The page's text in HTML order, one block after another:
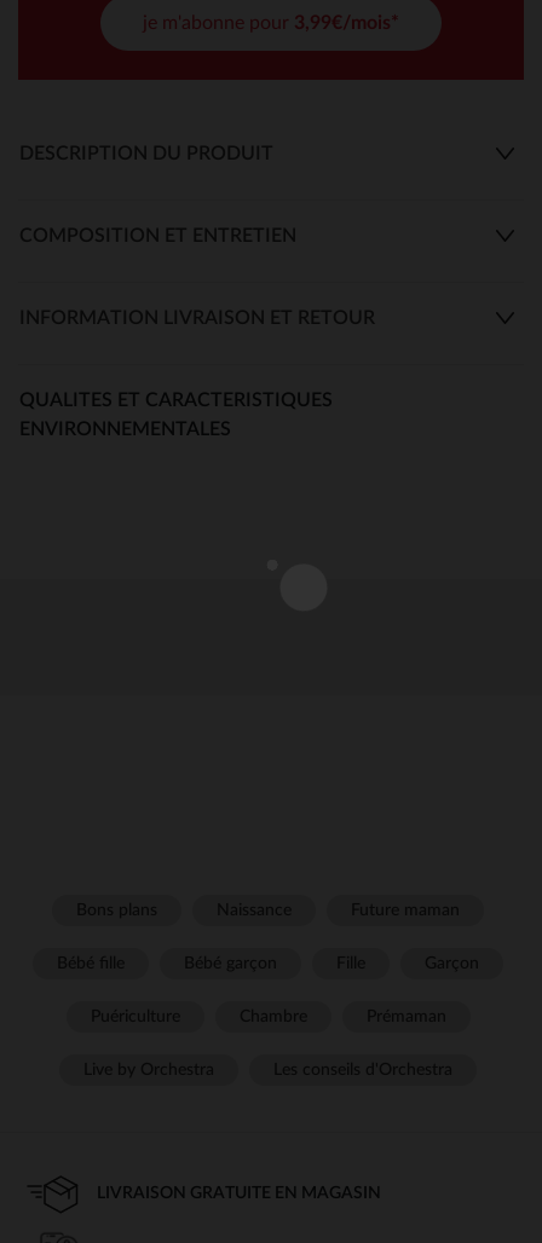
je m'abonne pour 3,99€/mois*
DESCRIPTION DU PRODUIT
COMPOSITION ET ENTRETIEN
INFORMATION LIVRAISON ET RETOUR
QUALITES ET CARACTERISTIQUES
ENVIRONNEMENTALES
LIVRAISON GRATUITE EN MAGASIN